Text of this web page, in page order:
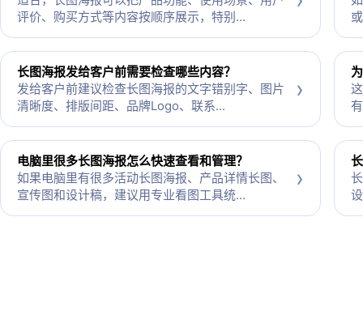
评价、购买方式等内容按顺序展示，特别...
长图海报发给客户前需要检查哪些内容？
发给客户前建议检查长图海报的文字错别字、图片
清晰度、排版间距、品牌Logo、联系...
›
电脑里很多长图海报怎么快速查看和管理？
如果电脑里有很多活动长图海报、产品详情长图、
宣传图和设计稿，建议用专业看图工具统...
›